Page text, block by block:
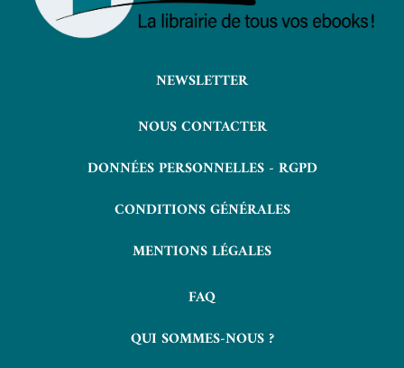
NEWSLETTER
NOUS CONTACTER
DONNÉES PERSONNELLES - RGPD
CONDITIONS GÉNÉRALES
MENTIONS LÉGALES
FAQ
QUI SOMMES-NOUS ?